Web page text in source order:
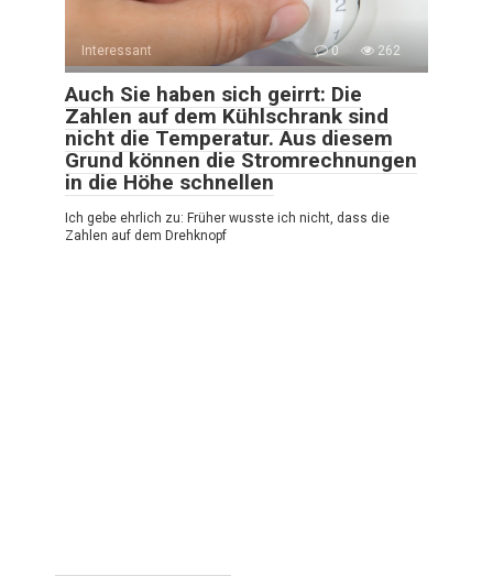
Interessant 0 262
Auch Sie haben sich geirrt: Die
Zahlen auf dem Kühlschrank sind
nicht die Temperatur. Aus diesem
Grund können die Stromrechnungen
in die Höhe schnellen
Ich gebe ehrlich zu: Früher wusste ich nicht, dass die
Zahlen auf dem Drehknopf